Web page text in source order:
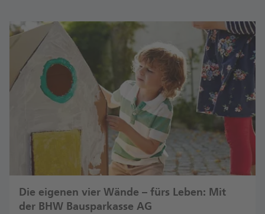
Die eigenen vier Wände – fürs Leben: Mit
der BHW Bausparkasse AG